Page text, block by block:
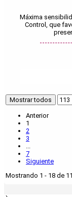
Máxima
Control, que
Mostrar todos
Anterior
1
2
3
7
Siguiente
Mostrando 1 - 18 de